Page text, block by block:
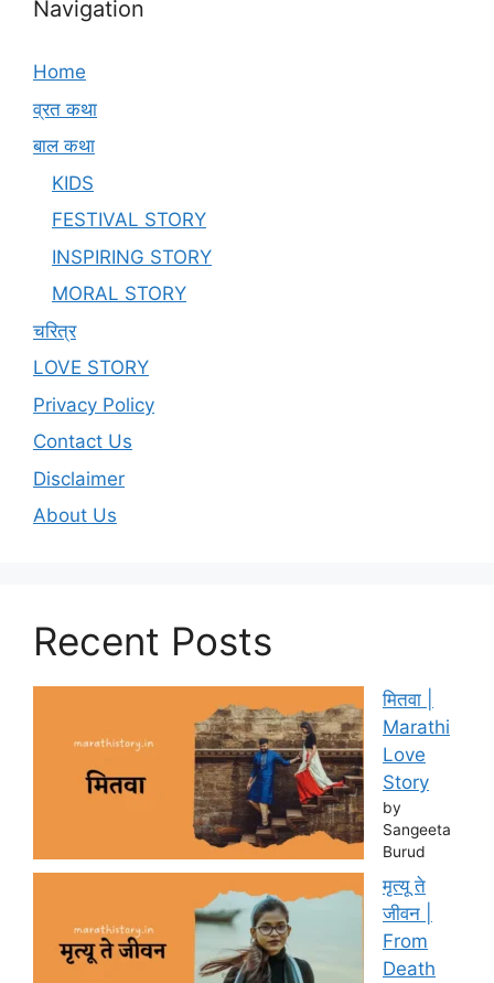
Navigation
Home
व्रत कथा
बाल कथा
KIDS
FESTIVAL STORY
INSPIRING STORY
MORAL STORY
चरित्र
LOVE STORY
Privacy Policy
Contact Us
Disclaimer
About Us
Recent Posts
मितवा |
Marathi
Love
Story
by
Sangeeta
Burud
मृत्यू ते
जीवन |
From
Death